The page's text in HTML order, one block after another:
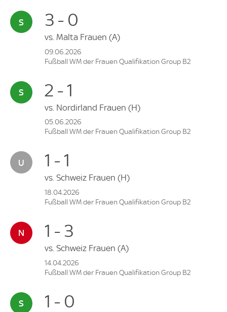
3 - 0
vs. Malta Frauen (A)
09.06.2026
Fußball WM der Frauen Qualifikation Group B2
2 - 1
vs. Nordirland Frauen (H)
05.06.2026
Fußball WM der Frauen Qualifikation Group B2
1 - 1
vs. Schweiz Frauen (H)
18.04.2026
Fußball WM der Frauen Qualifikation Group B2
1 - 3
vs. Schweiz Frauen (A)
14.04.2026
Fußball WM der Frauen Qualifikation Group B2
1 - 0